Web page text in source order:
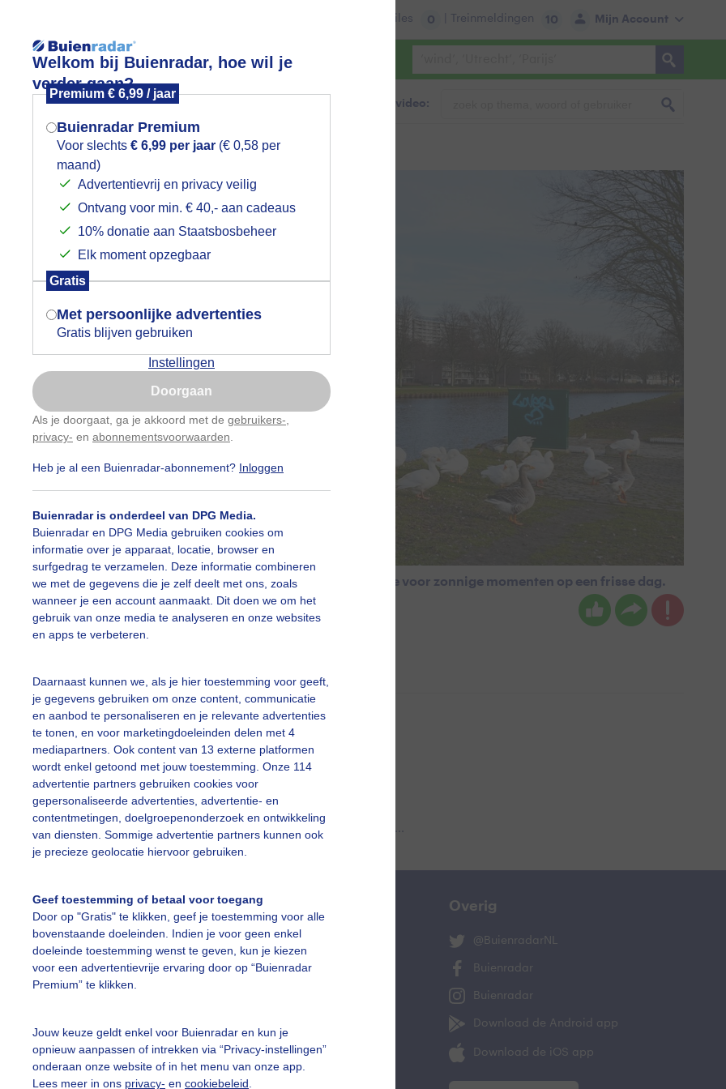
Welkom bij Buienradar, hoe wil je
verder gaan?
Premium € 6,99 / jaar
Buienradar Premium
Voor slechts € 6,99 per jaar (€ 0,58 per
maand)
Advertentievrij en privacy veilig
Ontvang voor min. € 40,- aan cadeaus
10% donatie aan Staatsbosbeheer
Elk moment opzegbaar
Gratis
Met persoonlijke advertenties
Gratis blijven gebruiken
Instellingen
Doorgaan
Als je doorgaat, ga je akkoord met de gebruikers-
privacy- en abonnementsvoorwaarden
Heb je al een Buienradar-abonnement? Inloggen
Buienradar is onderdeel van DPG Media.
Buienradar en DPG Media gebruiken cookies om
informatie over je apparaat, locatie, browser en
surfgedrag te verzamelen. Deze informatie combineren
we met de gegevens die je zelf deelt met ons, zoals
wanneer je een account aanmaakt. Dit doen we om het
gebruik van onze media te analyseren en onze websites
en apps te verbeteren.
Daarnaast kunnen we, als je hier toestemming voor geeft,
je gegevens gebruiken om onze content, communicatie
en aanbod te personaliseren en je relevante advertenties
te tonen, en voor marketingdoeleinden delen met 4
mediapartners. Ook content van 13 externe platformen
wordt enkel getoond met jouw toestemming. Onze 114
advertentie partners gebruiken cookies voor
gepersonaliseerde advertenties, advertentie- en
contentmetingen, doelgroepenonderzoek en ontwikkeling
van diensten. Sommige advertentie partners kunnen ook
je precieze geolocatie hiervoor gebruiken.
Geef toestemming of betaal voor toegang
Door op "Gratis" te klikken, geef je toestemming voor alle
bovenstaande doeleinden. Indien je voor geen enkel
doeleinde toestemming wenst te geven, kun je kiezen
voor een advertentievrije ervaring door op “Buienradar
Premium” te klikken.
Jouw keuze geldt enkel voor Buienradar en kun je
opnieuw aanpassen of intrekken via “Privacy-instellingen”
onderaan onze website of in het menu van onze app.
Lees meer in ons privacy- en cookiebeleid
Mijn Account
Files 0 | Treinmeldingen 10
Foto en video Weerzine
Zoeken in foto & video:
aan Wilhelminakanaal
die in de middag dikker wordt maar er blijft ruimte voor zonnige momenten op een frisse dag.
Toon Boons Gemaakt: 22-01-2026, 61x bekeken
slideshow
Een moment geduld aub...
vragen
Mijn weer
De Bilt
Overig
@BuienradarNL
Buienradar
Buienradar
Download de Android app
Download de iOS app
Mogen we je locatie gebruiken voor
het weer?
Indien je hier nog geen akkoord op hebt
gegeven, verschijnt er zo een pop-up uit
je browser waarin deze toestemming
gevraagd wordt.
Is goed, toon de popup
Nu niet, misschien later
Gebruik je Safari en wil je niet elke dag deze pop-up
Klikhierom dit aan te passen